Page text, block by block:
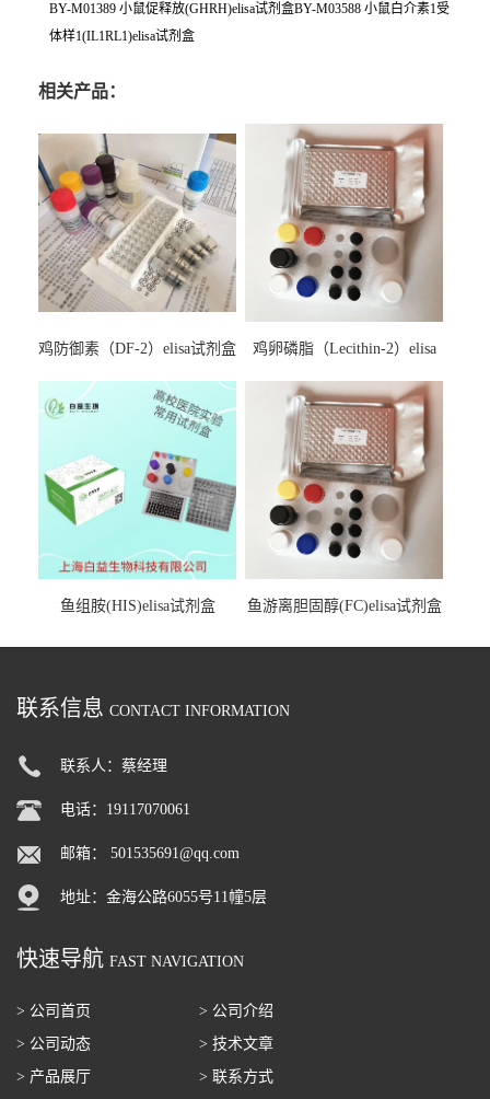
BY-M01389 小鼠促释放(GHRH)elisa试剂盒BY-M03588 小鼠白介素1受
体样1(IL1RL1)elisa试剂盒
相关产品：
鸡防御素（DF-2）elisa试剂盒
鸡卵磷脂（Lecithin-2）elisa
鱼组胺(HIS)elisa试剂盒 鱼游离胆固醇(FC)elisa试剂盒
联系信息 CONTACT INFORMATION
联系人：蔡经理
电话：19117070061
邮箱： 501535691@qq.com
地址：金海公路6055号11幢5层
快速导航 FAST NAVIGATION
> 公司首页
> 公司介绍
> 公司动态
> 技术文章
> 产品展厅
> 联系方式